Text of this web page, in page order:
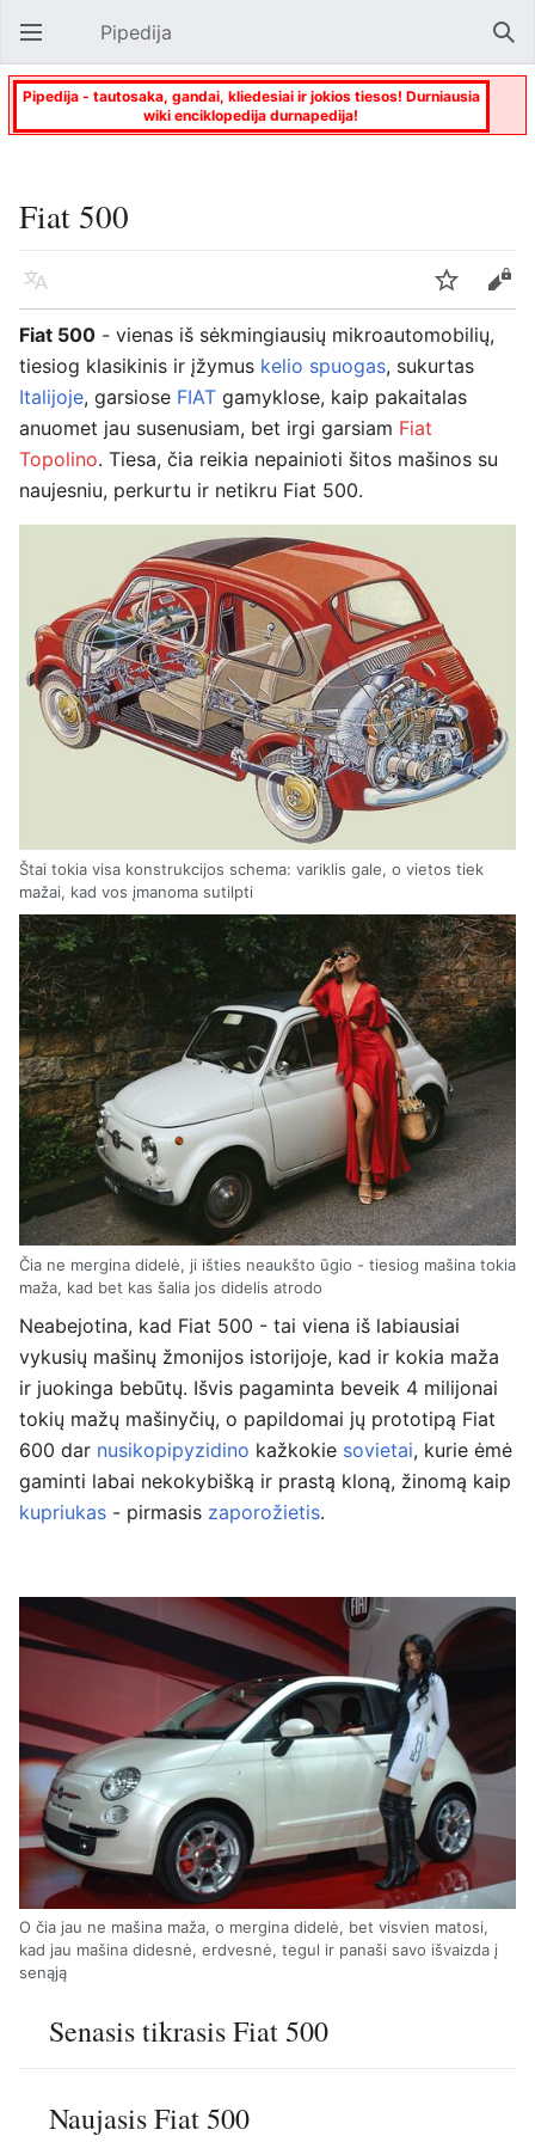
Atverti pagrindinį meniu Pipedija
Pipedija - tautosaka, gandai, kliedesiai ir jokios tiesos! Durniausia
wiki enciklopedija durnapedija!
Fiat 500
Kalba Stebėti
Keisti
Fiat 500 - vienas iš sėkmingiausių mikroautomobilių,
tiesiog klasikinis ir įžymus kelio spuogas, sukurtas
Italijoje, garsiose FIAT gamyklose, kaip pakaitalas
anuomet jau susenusiam, bet irgi garsiam Fiat
Topolino. Tiesa, čia reikia nepainioti šitos mašinos su
naujesniu, perkurtu ir netikru Fiat 500.
Štai tokia visa konstrukcijos schema: variklis gale, o vietos tiek
mažai, kad vos įmanoma sutilpti
Čia ne mergina didelė, ji išties neaukšto ūgio - tiesiog mašina tokia
maža, kad bet kas šalia jos didelis atrodo
Neabejotina, kad Fiat 500 - tai viena iš labiausiai
vykusių mašinų žmonijos istorijoje, kad ir kokia maža
ir juokinga bebūtų. Išvis pagaminta beveik 4 milijonai
tokių mažų mašinyčių, o papildomai jų prototipą Fiat
600 dar nusikopipyzidino kažkokie sovietai, kurie ėmė
gaminti labai nekokybišką ir prastą kloną, žinomą kaip
kupriukas - pirmasis zaporožietis.
O čia jau ne mašina maža, o mergina didelė, bet visvien matosi,
kad jau mašina didesnė, erdvesnė, tegul ir panaši savo išvaizda į
senąją
Senasis tikrasis Fiat 500
Naujasis Fiat 500